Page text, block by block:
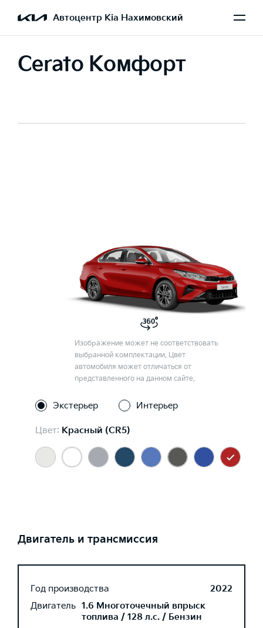
Автоцентр Kia Нахимовский
Cerato Комфорт
Изображение может не соответствовать
выбранной комплектации. Цвет
автомобиля может отличаться от
представленного на данном сайте.
Экстерьер Интерьер
Цвет: Красный (CR5)
Двигатель и трансмиссия
Год производства
2022
Двигатель 1.6 Многоточечный впрыск
топлива / 128 л.с. / Бензин